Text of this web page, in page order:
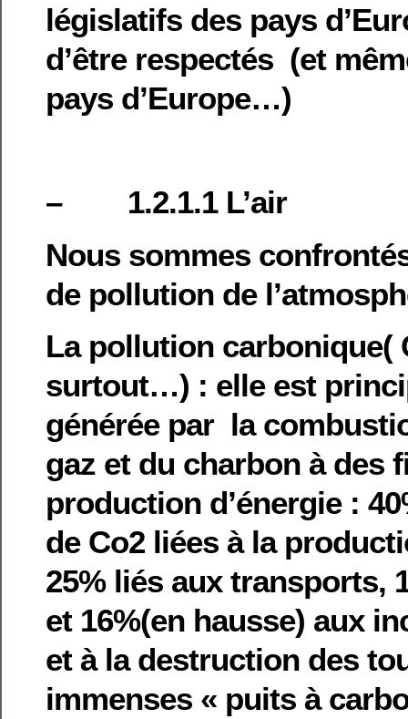
législatifs des pays
d’être respectés (et
pays d’Europe…)
– 1.2.1.1 L’air
Nous sommes
de pollution de
La pollution carbonique(
surtout…) : elle est
générée par la
gaz et du charbon à des
production d’énergie :
de Co2 liées à la
25% liés aux transports,
et 16%(en hausse) aux
et à la destruction des
immenses « puits à